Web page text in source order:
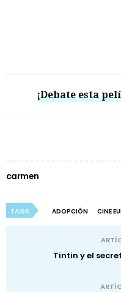
¡Debate esta
carmen
TAGS ADOPCIÓN CINE
Tintin y el